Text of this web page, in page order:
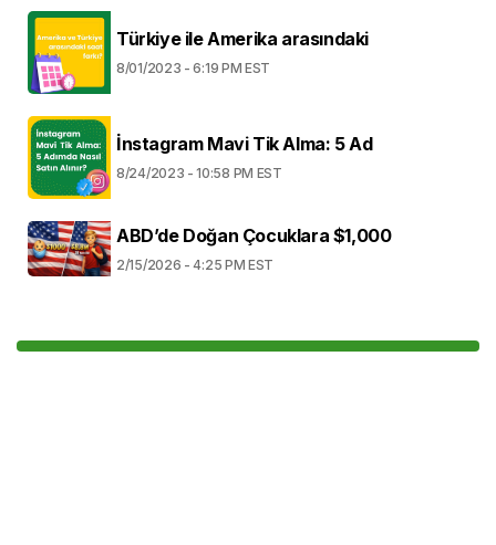
Türkiye ile Amerika arasındaki
8/01/2023 - 6:19 PM EST
İnstagram Mavi Tik Alma: 5 Ad
8/24/2023 - 10:58 PM EST
ABD’de Doğan Çocuklara $1,000
2/15/2026 - 4:25 PM EST